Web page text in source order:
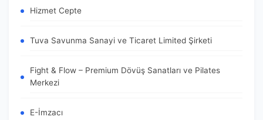
Hizmet Cepte
Tuva Savunma Sanayi ve Ticaret Limited Şirketi
Fight & Flow – Premium Dövüş Sanatları ve Pilates
Merkezi
E-İmzacı